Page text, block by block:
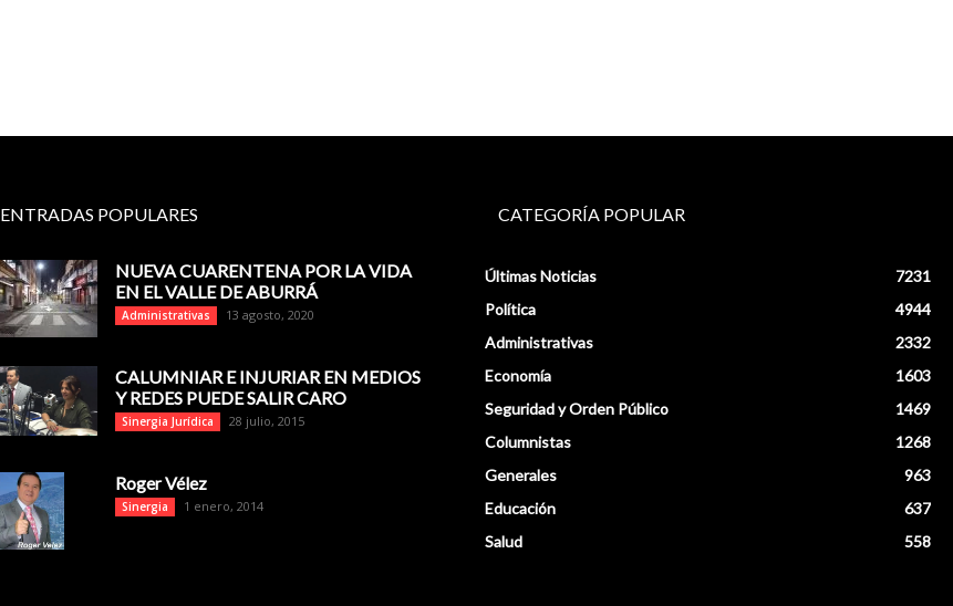
ENTRADAS POPULARES
NUEVA CUARENTENA POR LA VIDA
EN EL VALLE DE ABURRÁ
Administrativas 13 agosto, 2020
CALUMNIAR E INJURIAR EN MEDIOS
Y REDES PUEDE SALIR CARO
Sinergia Jurídica 28 julio, 2015
Roger Vélez
Sinergia 1 enero, 2014
CATEGORÍA POPULAR
Últimas Noticias
7231
Política
4944
Administrativas
2332
Economía
1603
Seguridad y Orden Público
1469
Columnistas
1268
Generales
963
Educación
637
Salud
558